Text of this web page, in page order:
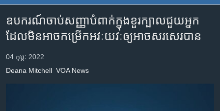
និង​
ចូល​
ទំព័រ​
ម្តង
ចិន
កម្ពុជាច្នៃប្រតិដ្ឋ
ឧបករណ៍​ចាប់​សញ្ញា​បំពាក់​ក្នុង​ខួរ​ក្បាល​ជួយ​អ្នក​
ដែល​មិន​អាច​កម្រើក​អវៈយវៈ​ឲ្យ​អាច​សរសេរ​បាន
04 កុម្ភៈ 2022
Deana Mitchell VOA News